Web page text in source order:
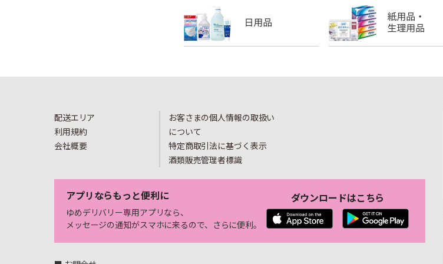
配送エリア
利用規約
会社概要
お客さまの個人情報の取扱い
について
特定商取引法に基づく表示
酒類販売管理者標識
アプリならもっと便利に
ゆめデリバリー専用アプリなら、
メッセージの通知がスマホに来るので、さらに便利。
ダウンロードはこちら